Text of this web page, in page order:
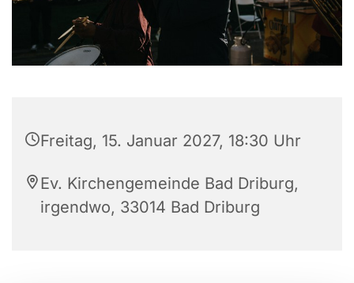
Freitag, 15. Januar 2027, 18:30 Uhr
Ev. Kirchengemeinde Bad Driburg,
irgendwo, 33014 Bad Driburg